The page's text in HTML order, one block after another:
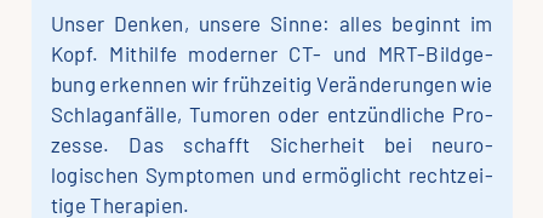
Unser Den­ken, unse­re Sin­ne: alles beginnt im
Kopf. Mit­hilfe mo­derner CT- und MRT-Bil­­d­­­ge­­
bung er­kennen wir früh­zeitig Ver­än­der­ungen wie
Schlag­an­fälle, Tumo­ren oder ent­zündliche Pro­
zesse. Das schafft Sicher­heit bei neuro­
logischen Sym­pto­men und er­mög­licht recht­zei­
ti­ge Therapien.